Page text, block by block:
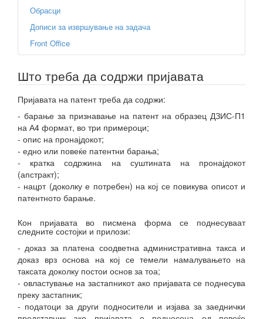
Обрасци
Дописи за извршување на задача
Front Office
Што треба да содржи пријавата
Пријавата на патент треба да содржи:
- барање за признавање на патент на образец ДЗИС-П1
на А4 формат, во три примероци;
- опис на пронајдокот;
- едно или повеќе патентни барања;
- кратка содржина на суштината на пронајдокот
(апстракт);
- нацрт (доколку е потребен) на кој се повикува описот и
патентното барање.
Кон пријавата во писмена форма се поднесуваат
следните состојки и прилози:
- доказ за платена соодветна административна такса и
доказ врз основа на кој се темели намалувањето на
таксата доколку постои основ за тоа;
- овластување на застапникот ако пријавата се поднесува
преку застапник;
- податоци за други подносители и изјава за заеднички